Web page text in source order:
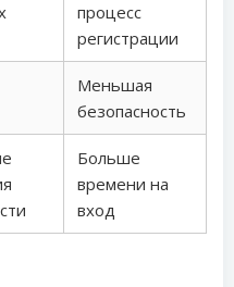
процесс
регистрации
Меньшая
безопасность
Больше
времени на
вход